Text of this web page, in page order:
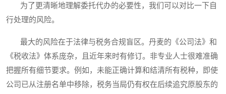
为了更清晰地理解委托代办的必要性，我们可以对比一下自
行处理的风险。
最大的风险在于法律与税务合规盲区。丹麦的《公司法》和
《税收法》体系庞杂，且近年来时有修订。非专业人士很难准确
把握所有细节要求。例如，未能正确计算和结清所有税种，即使
公司已从注册名单中移除，税务当局仍有权在后续追究原股东的